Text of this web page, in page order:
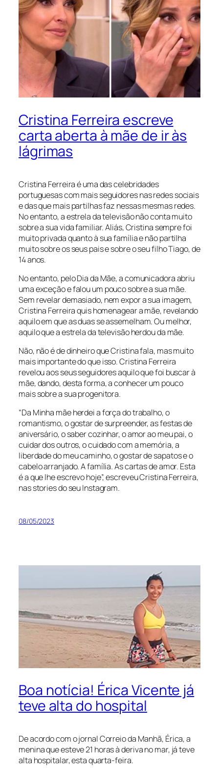
Cristina Ferreira escreve
carta aberta à mãe de ir às
lágrimas
Cristina Ferreira é uma das celebridades
portuguesas com mais seguidores nas redes sociais
e das que mais partilhas faz nessas mesmas redes.
No entanto, a estrela da televisão não conta muito
sobre a sua vida familiar. Aliás, Cristina sempre foi
muito privada quanto à sua família e não partilha
muito sobre os seus pais e sobre o seu filho Tiago, de
14 anos.
No entanto, pelo Dia da Mãe, a comunicadora abriu
uma exceção e falou um pouco sobre a sua mãe.
Sem revelar demasiado, nem expor a sua imagem,
Cristina Ferreira quis homenagear a mãe, revelando
aquilo em que as duas se assemelham. Ou melhor,
aquilo que a estrela da televisão herdou da mãe.
Não, não é de dinheiro que Cristina fala, mas muito
mais importante do que isso. Cristina Ferreira
revelou aos seus seguidores aquilo que foi buscar à
mãe, dando, desta forma, a conhecer um pouco
mais sobre a sua progenitora.
“Da Minha mãe herdei a força do trabalho, o
romantismo, o gostar de surpreender, as festas de
aniversário, o saber cozinhar, o amor ao meu pai, o
cuidar dos outros, o cuidado com a memória, a
liberdade do meu caminho, o gostar de sapatos e o
cabelo arranjado. A família. As cartas de amor. Esta
é a que lhe escrevo hoje”, escreveu Cristina Ferreira,
nas stories do seu Instagram.
08/05/2023
Boa notícia! Érica Vicente já
teve alta do hospital
De acordo com o jornal Correio da Manhã, Érica, a
menina que esteve 21 horas à deriva no mar, já teve
alta hospitalar, esta quarta-feira.